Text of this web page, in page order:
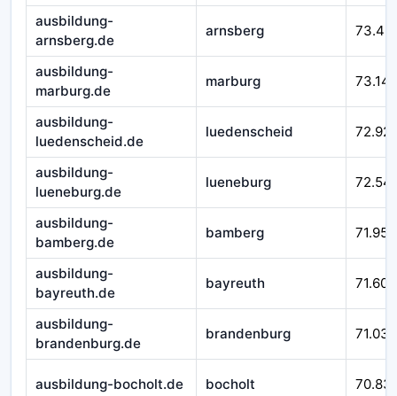
ausbildung-
arnsberg.de
arnsberg
ausbildung-
marburg.de
marburg 73.147
ausbildung-
luedenscheid.de
luedenscheid
ausbildung-
lueneburg.de
lueneburg
ausbildung-
bamberg.de
bamberg 71.952
ausbildung-
bayreuth.de
bayreuth 71.601
ausbildung-
brandenburg.de
brandenburg 71.032
ausbildung-bocholt.de bocholt